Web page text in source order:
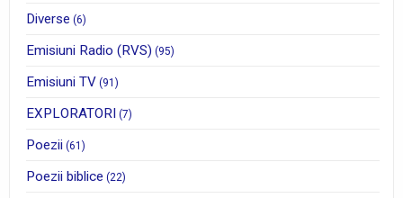
Diverse (6)
Emisiuni Radio (RVS) (95)
Emisiuni TV (91)
EXPLORATORI (7)
Poezii (61)
Poezii biblice (22)